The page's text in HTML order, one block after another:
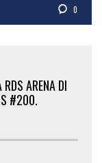
0
ARENA DI
#200.